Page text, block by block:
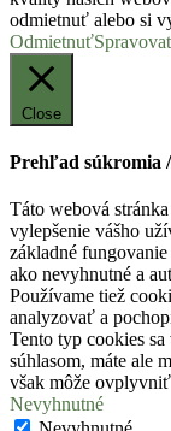
odmietnuť alebo si
Odmietnuť
Close
Prehľad súkromia /
Táto webová
vylepšenie vášho
základné
ako nevyhnutné a
Používame tiež
analyzovať a
Tento typ cookies
súhlasom, máte ale
však môže
Nevyhnutné